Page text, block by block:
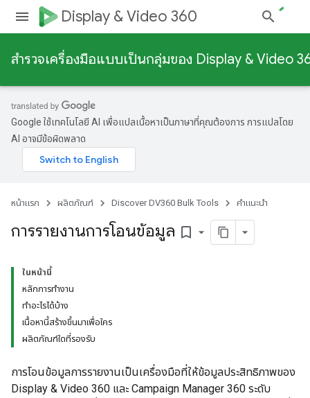
Display & Video 360
สํารวจเครื่องมือแบบเป็นกลุ่มของ Display & Video
Google ใช้เทคโนโลยี AI เพื่อแปลเนื้อหาเป็นภาษาที่คุณต้องการ การแปลโดย
AI อาจมีข้อผิดพลาด
หน้าแรก ผลิตภัณฑ์ Discover DV360 Bulk Tools คำแนะนำ
การรายงานการโอนข้อมูล bookmark_border
ในหน้านี้
หลักการทำงาน
ทำอะไรได้บ้าง
เนื้อหานี้สร้างขึ้นมาเพื่อใคร
ผลิตภัณฑ์ใดที่รองรับ
การโอนข้อมูลการรายงานเป็นเครื่องมือที่ให้ข้อมูลประสิทธิภาพของ
Display & Video 360 และ Campaign Manager 360 ระดับ